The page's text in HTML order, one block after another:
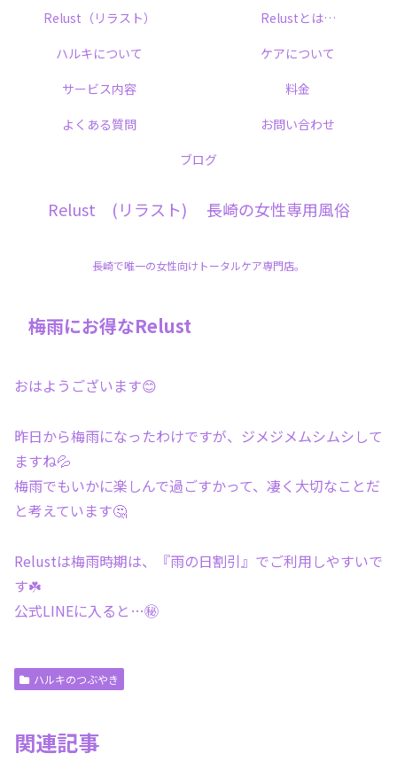
Relust (リラスト) 長崎の女性専用風俗
長崎で唯一の女性向けトータルケア専門店。
Relust（リラスト）
Relustとは…
ハルキについて
ケアについて
サービス内容
料金
よくある質問
お問い合わせ
ブログ
梅雨にお得なRelust
おはようございます😊
昨日から梅雨になったわけですが、ジメジメムシムシして
ますね💦
梅雨でもいかに楽しんで過ごすかって、凄く大切なことだ
と考えています🤔
Relustは梅雨時期は、『雨の日割引』でご利用しやすいで
す☘️
公式LINEに入ると…㊙️
ハルキのつぶやき
関連記事